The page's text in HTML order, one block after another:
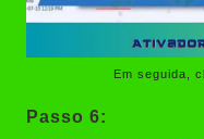
Em seguida,
Passo 6: